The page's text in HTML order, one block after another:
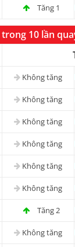
Tăng 1
10 lần
Không tăng
Không tăng
Không tăng
Không tăng
Không tăng
Không tăng
Tăng 2
Không tăng